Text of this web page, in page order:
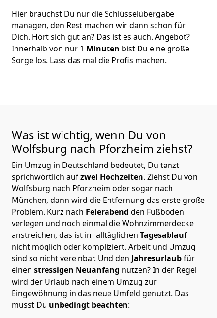
Hier brauchst Du nur die Schlüsselübergabe
managen, den Rest machen wir dann schon für
Dich. Hört sich gut an? Das ist es auch. Angebot?
Innerhalb von nur 1 Minuten bist Du eine große
Sorge los. Lass das mal die Profis machen.
Was ist wichtig, wenn Du von
Wolfsburg nach Pforzheim ziehst?
Ein Umzug in Deutschland bedeutet, Du tanzt
sprichwörtlich aufzwei Hochzeiten. Ziehst Du von
Wolfsburg nach Pforzheim oder sogar nach
München, dann wird die Entfernung das erste große
Problem. Kurz nach Feierabend den Fußboden
verlegen und noch einmal die Wohnzimmerdecke
anstreichen, das ist im alltäglichen Tagesablauf
nicht möglich oder kompliziert. Arbeit und Umzug
sind so nicht vereinbar. Und den Jahresurlaubfür
einen stressigen Neuanfang nutzen? In der Regel
wird der Urlaub nach einem Umzug zur
Eingewöhnung in das neue Umfeld genutzt. Das
musst Du unbedingt beachten: